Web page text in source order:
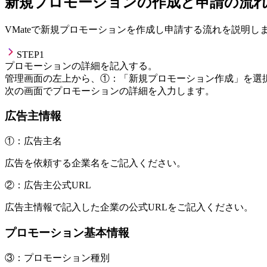
VMateで新規プロモーションを作成し申請する流れを説明しま
STEP1
プロモーションの詳細を記入する。
管理画面の左上から、 ① ： 「新規プロモーション作成」
を選
次の画面でプロモーションの詳細を入力します。
広告主情報
①：広告主名
広告を依頼する企業名をご記入ください。
②：広告主公式URL
広告主情報で記入した企業の公式URLをご記入ください。
プロモーション基本情報
③：プロモーション種別